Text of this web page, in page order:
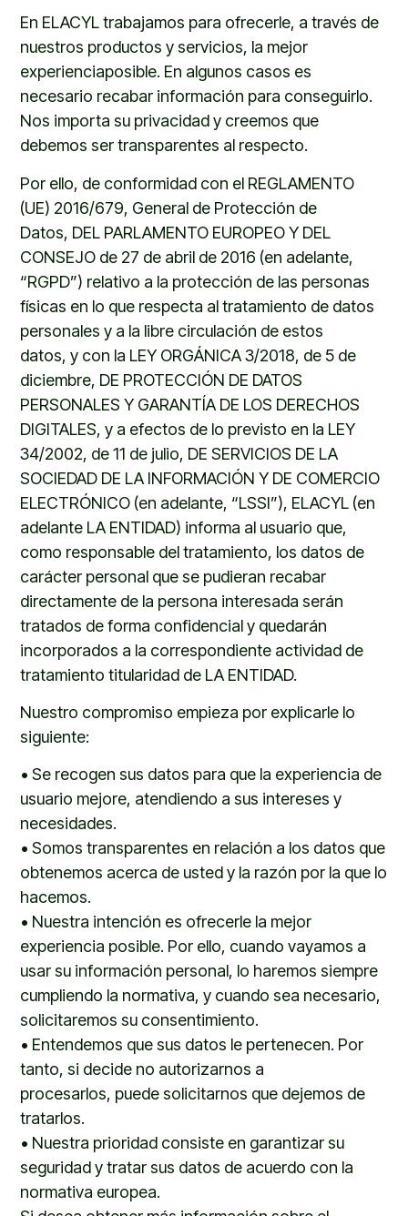
En ELACYLtrabajamos para ofrecerle, a través de
nuestros productos y servicios, la mejor
experienciaposible. En algunos casos es
necesario recabar información para conseguirlo.
Nos importasu privacidad y creemos que
debemos ser transparentes al respecto.
Por ello, de conformidad con el REGLAMENTO
(UE) 2016/679, General de Protección de
Datos, DEL PARLAMENTO EUROPEO Y DEL
CONSEJO de 27 de abril de 2016 (en adelante,
“RGPD”) relativo a la protección de las personas
físicas en lo que respecta al tratamiento de datos
personales y a la libre circulación de estos
datos,y con la LEY ORGÁNICA 3/2018, de 5 de
diciembre, DE PROTECCIÓN DE DATOS
PERSONALES Y GARANTÍA DE LOS DERECHOS
DIGITALES,y a efectos de lo previsto en la LEY
34/2002, de 11 de julio, DE SERVICIOS DE LA
SOCIEDAD DE LA INFORMACIÓN Y DE COMERCIO
ELECTRÓNICO (en adelante, “LSSI”), ELACYL (en
adelante LA ENTIDAD) informa al usuario que,
como responsable del tratamiento, los datos de
carácter personal que se pudieran recabar
directamente de la persona interesada serán
tratados de forma confidencial y quedarán
incorporados a la correspondiente actividad de
tratamiento titularidad de LA ENTIDAD.
Nuestro compromiso empieza por explicarle lo
siguiente:
•Se recogensus datos para que la experiencia de
usuario mejore, atendiendo asus intereses y
necesidades.
•Somos transparentes en relación a los datos que
obtenemos acerca de ustedy la razón por la que lo
hacemos.
• Nuestra intención es ofrecerle la mejor
experiencia posible. Por ello, cuando vayamos a
usarsu información personal, lo haremos siempre
cumpliendo la normativa, y cuando sea necesario,
solicitaremossu consentimiento.
• Entendemos quesus datos le pertenecen. Por
tanto, si decide no autorizarnos a
procesarlos, puede solicitarnos que dejemos de
tratarlos.
• Nuestra prioridad consiste en garantizarsu
seguridad y tratarsus datos de acuerdo con la
normativa europea.